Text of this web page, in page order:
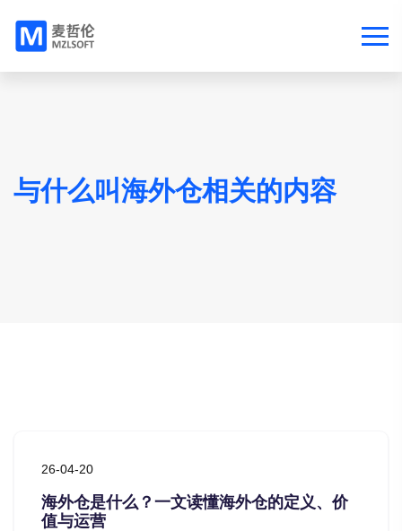
与什么叫海外仓相关的内容
26-04-20
海外仓是什么？一文读懂海外仓的定义、价
值与运营